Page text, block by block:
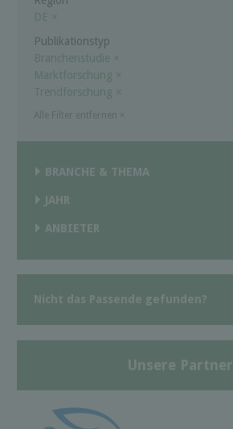
DE ×
Publikationstyp
Branchenstudie ×
Marktforschung ×
Trendforschung ×
BRANCHE & THEMA
JAHR
ANBIETER
Nicht das Passende gefunden?
Unsere Partner